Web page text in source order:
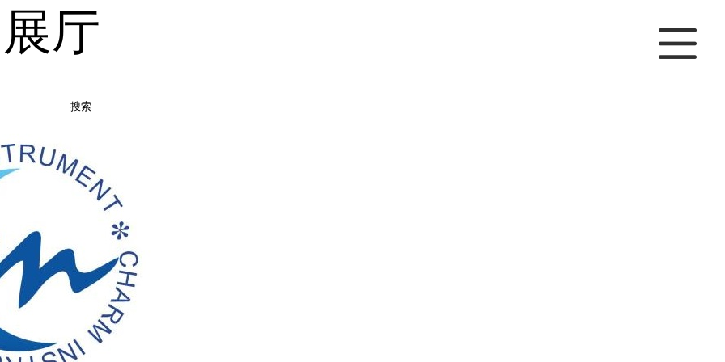
厅
搜索